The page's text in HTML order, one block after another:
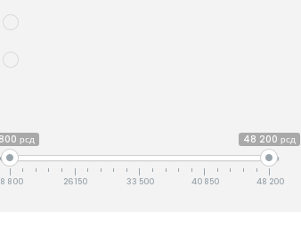
рсд 48 200 рсд
800 26 150 33 500 40 850 48 200